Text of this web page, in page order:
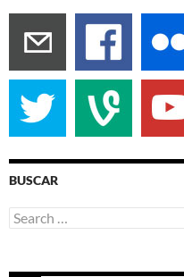
BUSCAR
Search
for: